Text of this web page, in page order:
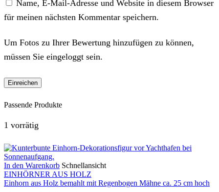
Name, E-Mail-Adresse und Website in diesem Browser
für meinen nächsten Kommentar speichern.
Um Fotos zu Ihrer Bewertung hinzufügen zu können,
müssen Sie eingeloggt sein.
Passende Produkte
1 vorrätig
In den Warenkorb Schnellansicht
EINHÖRNER AUS HOLZ
Einhorn aus Holz bemahlt mit Regenbogen Mähne ca. 25 cm hoch